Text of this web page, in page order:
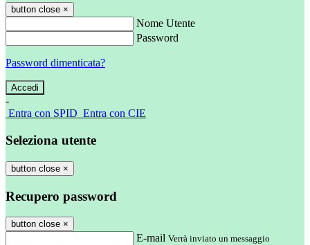
button close ×
Nome Utente
Password
Password dimenticata?
-
Entra con SPID Entra con CIE
Seleziona utente
button close ×
Recupero password
button close ×
E-mail Verrà inviato un messaggio